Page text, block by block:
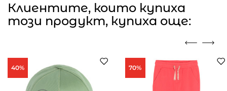
Клиентите, които купиха
този продукт, купиха още:
40% 70%